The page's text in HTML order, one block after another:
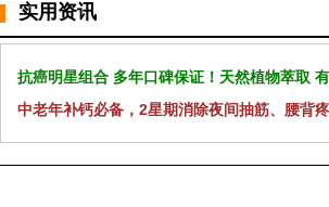
实用资讯
抗癌明星组合 多年口碑保证！天然植物萃取
中老年补钙必备，2星期消除夜间抽筋、腰背